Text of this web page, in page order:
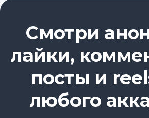
Смотри
лайки,
посты и
любого